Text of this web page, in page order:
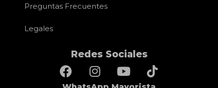
Preguntas Frecuentes
Legales
Redes Sociales